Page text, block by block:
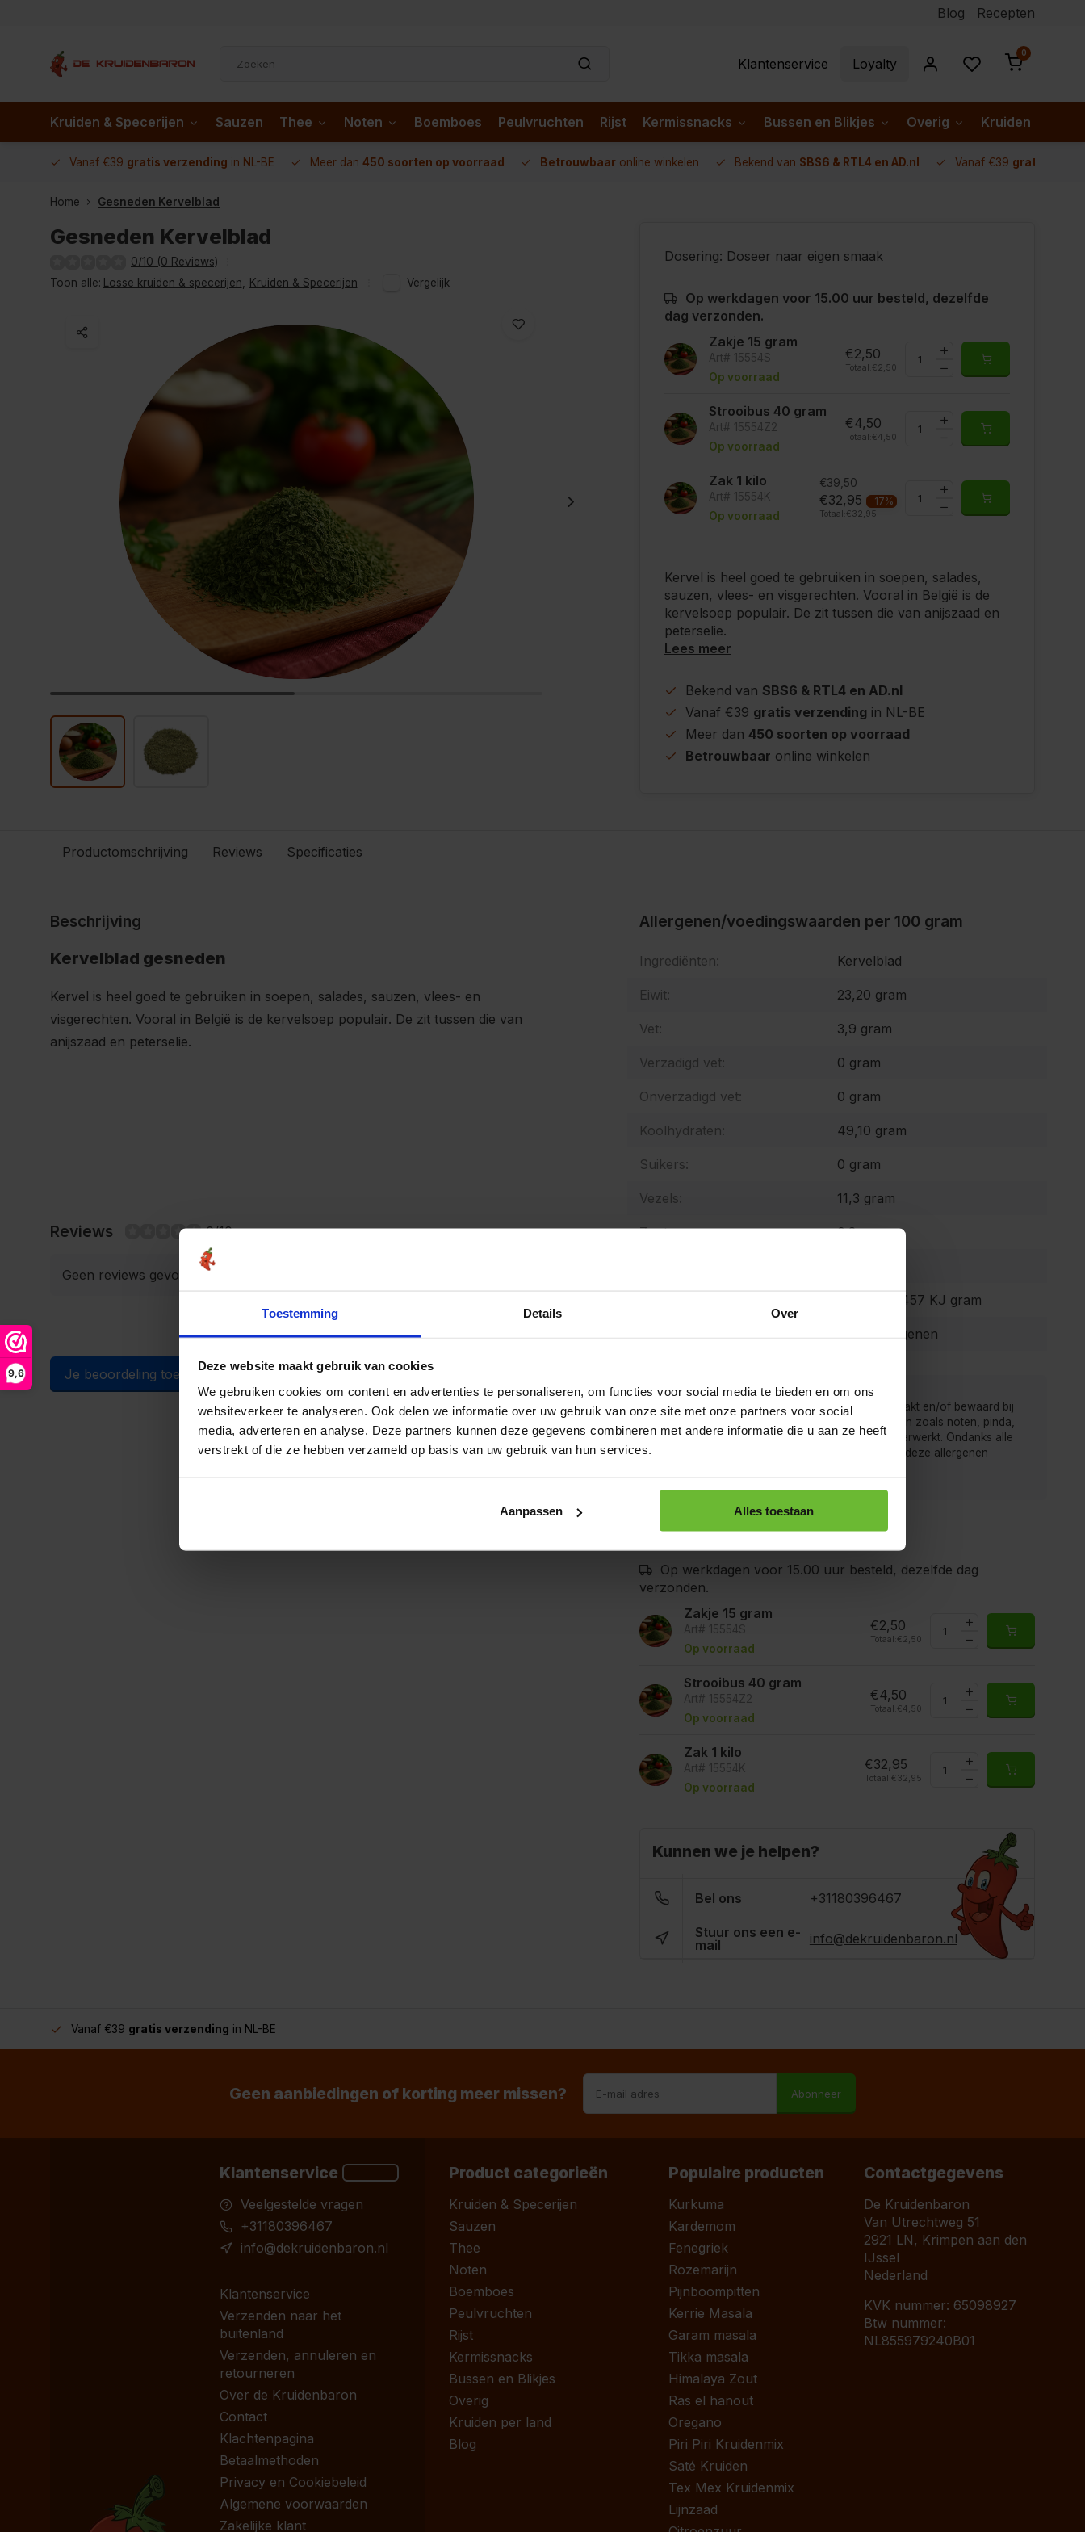
Toestemming Details Over
Deze website maakt gebruik van cookies
We gebruiken cookies om content en advertenties te personaliseren, om functies voor social media te bieden en om ons
websiteverkeer te analyseren. Ook delen we informatie over uw gebruik van onze site met onze partners voor social
media, adverteren en analyse. Deze partners kunnen deze gegevens combineren met andere informatie die u aan ze heeft
verstrekt of die ze hebben verzameld op basis van uw gebruik van hun services.
Aanpassen Alles toestaan
9,6
Blog Recepten
Klantenservice Loyalty
0
Kruiden & Specerijen Sauzen Thee Noten Boemboes Peulvruchten Rijst Kermissnacks Bussen en Blikjes Overig Kruiden per
Vanaf €39 gratis verzending in NL-BE Meer dan 450 soorten op voorraad Betrouwbaar online winkelen Bekend van SBS6 & RTL4 en AD.nl Vanaf €39 gratis
Home Gesneden Kervelblad
Gesneden Kervelblad
0/10 (0 Reviews)
Toon alle: Losse kruiden & specerijen Kruiden & Specerijen Vergelijk
Dosering: Doseer naar eigen smaak
Op werkdagen voor 15.00 uur besteld, dezelfde
dag verzonden.
Zakje 15 gram
Art# 15554S
Op voorraad
€2,50
Totaal: €2,50
Strooibus 40 gram
Art# 15554Z2
Op voorraad
€4,50
Totaal: €4,50
Zak 1 kilo
Art# 15554K
Op voorraad
€39,50
€32,95 -17%
Totaal: €32,95
Kervel is heel goed te gebruiken in soepen, salades,
sauzen, vlees- en visgerechten. Vooral in België is de
kervelsoep populair. De zit tussen die van anijszaad en
peterselie.
Lees meer
Bekend van SBS6 & RTL4 en AD.nl
Vanaf €39 gratis verzending in NL-BE
Meer dan 450 soorten op voorraad
Betrouwbaar online winkelen
Productomschrijving Reviews Specificaties
Beschrijving
Kervelblad gesneden
Kervel is heel goed te gebruiken in soepen, salades, sauzen, vlees- en
visgerechten. Vooral in België is de kervelsoep populair. De zit tussen die van
anijszaad en peterselie.
Reviews 0/10
Geen reviews gevonden
Je beoordeling toevoegen
Allergenen/voedingswaarden per 100 gram
Ingrediënten: Kervelblad
Eiwit: 23,20 gram
Vet: 3,9 gram
Verzadigd vet: 0 gram
Onverzadigd vet: 0 gram
Koolhydraten: 49,10 gram
Suikers: 0 gram
Vezels: 11,3 gram
Zout: 0.2 gram
347 Kcal 1457 KJ gram
Geen allergenen
De producten van de Kruidenbaron worden verpakt en/of bewaard bij
bedrijven waar men ook producten met allergenen zoals noten, pinda,
mosterd, selderij, gluten, sesam, soja en sulfiet verwerkt. Ondanks alle
goede voorzorgen is het mogelijk dat producten deze allergenen
Op werkdagen voor 15.00 uur besteld, dezelfde dag
verzonden.
Zakje 15 gram
Art# 15554S
Op voorraad
€2,50
Totaal: €2,50
Strooibus 40 gram
Art# 15554Z2
Op voorraad
€4,50
Totaal: €4,50
Zak 1 kilo
Art# 15554K
Op voorraad
€32,95
Totaal: €32,95
Kunnen we je helpen?
Bel ons +31180396467
Stuur ons een e-
mail
info@dekruidenbaron.nl
Vanaf €39 gratis verzending in NL-BE
Geen aanbiedingen of korting meer missen? Abonneer
Klantenservice
Veelgestelde vragen
+31180396467
info@dekruidenbaron.nl
Klantenservice
Verzenden naar het
buitenland
Verzenden, annuleren en
retourneren
Over de Kruidenbaron
Contact
Klachtenpagina
Betaalmethoden
Privacy en Cookiebeleid
Algemene voorwaarden
Zakelijke klant
Product categorieën
Kruiden & Specerijen
Sauzen
Thee
Noten
Boemboes
Peulvruchten
Rijst
Kermissnacks
Bussen en Blikjes
Overig
Kruiden per land
Blog
Populaire producten
Kurkuma
Kardemom
Fenegriek
Rozemarijn
Pijnboompitten
Kerrie Masala
Garam masala
Tikka masala
Himalaya Zout
Ras el hanout
Oregano
Piri Piri Kruidenmix
Saté Kruiden
Tex Mex Kruidenmix
Lijnzaad
Contactgegevens
De Kruidenbaron
Van Utrechtweg 51
2921 LN, Krimpen aan den
IJssel
Nederland
KVK nummer: 65098927
Btw nummer:
NL855979240B01